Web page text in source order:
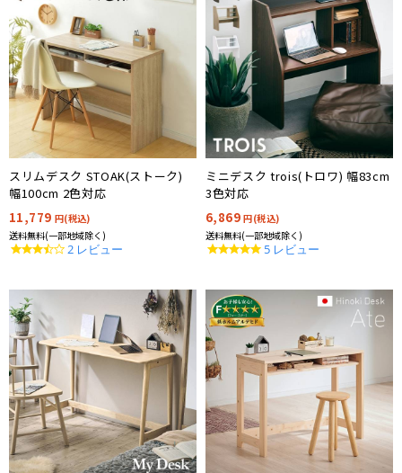
スリムデスク STOAK(ストーク)
幅100cm 2色対応
11,779 円(税込)
送料無料(一部地域除く)
3.5
2 レビュー
ミニデスク trois(トロワ) 幅83cm
3色対応
6,869円(税込)
送料無料(一部地域除く)
4.8
5 レビュー